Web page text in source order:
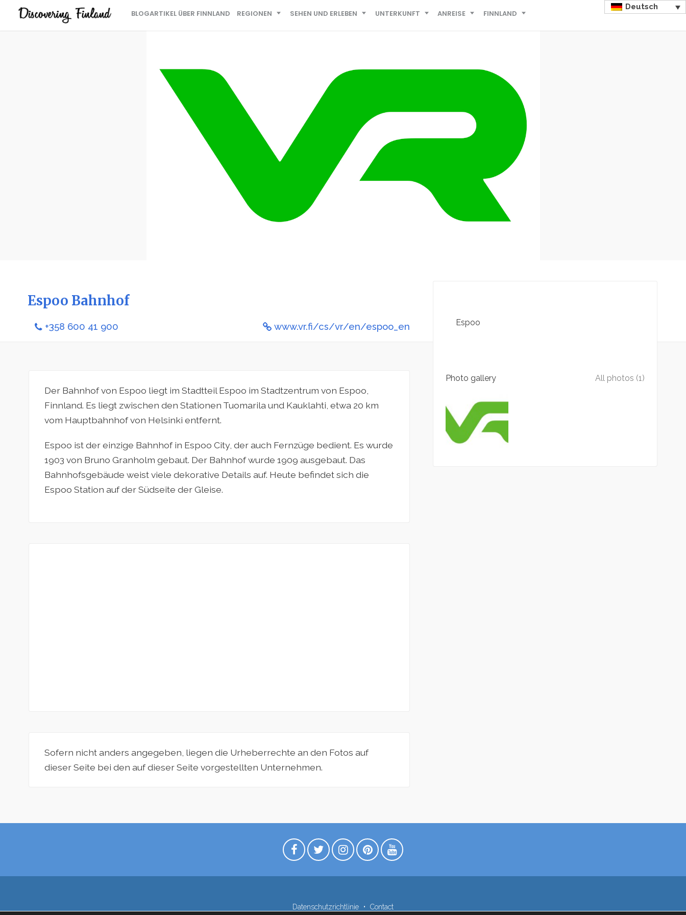
BLOGARTIKEL ÜBER FINNLAND REGIONEN SEHEN UND ERLEBEN UNTERKUNFT ANREISE FINNLAND
Deutsch
Espoo Bahnhof
+358 600 41 900 www.vr.fi/cs/vr/en/espoo_en
Der Bahnhof von Espoo liegt im Stadtteil Espoo im Stadtzentrum von Espoo,
Finnland. Es liegt zwischen den Stationen Tuomarila und Kauklahti, etwa 20 km
vom Hauptbahnhof von Helsinki entfernt.
Espoo ist der einzige Bahnhof in Espoo City, der auch Fernzüge bedient. Es wurde
1903 von Bruno Granholm gebaut. Der Bahnhof wurde 1909 ausgebaut. Das
Bahnhofsgebäude weist viele dekorative Details auf. Heute befindet sich die
Espoo Station auf der Südseite der Gleise.
Sofern nicht anders angegeben, liegen die Urheberrechte an den Fotos auf
dieser Seite bei den auf dieser Seite vorgestellten Unternehmen.
Espoo
Photo gallery All photos (1)
Datenschutzrichtlinie Contact